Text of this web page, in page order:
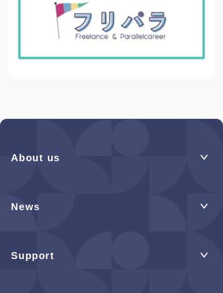
About us
News
Support